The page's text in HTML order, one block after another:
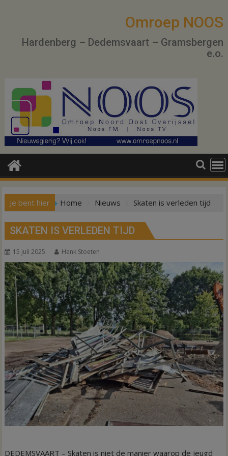
Omroep NOOS
Hardenberg – Dedemsvaart – Gramsbergen
e.o.
Je bent hier Home Nieuws Skaten is verleden tijd
SKATEN IS VERLEDEN TIJD
15 juli 2025 Henk Stoeten
DEDEMSVAART – Skaten is niet de manier waarop de jeugd